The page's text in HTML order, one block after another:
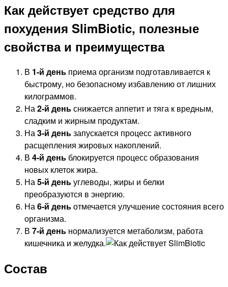
Как действует средство для
похудения SlimBiotic, полезные
свойства и преимущества
В 1-й день приема организм подготавливается к
быстрому, но безопасному избавлению от лишних
килограммов.
На 2-й деньснижается аппетит и тяга к вредным,
сладким и жирным продуктам.
На 3-й деньзапускается процесс активного
расщепления жировых накоплений.
В 4-й день блокируется процесс образования
новых клеток жира.
На 5-й деньуглеводы, жиры и белки
преобразуются в энергию.
На 6-й деньотмечается улучшение состояния всего
организма.
В 7-й день нормализуется метаболизм, работа
кишечника и желудка.
Состав